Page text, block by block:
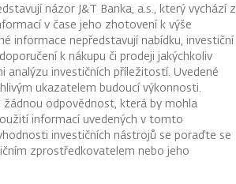
názor J&T Banka, a.s., který vychází z
v čase jeho zhotovení k výše
informace nepředstavují nabídku, investiční
k nákupu či prodeji jakýchkoliv
analýzu investičních příležitostí. Uvedené
ukazatelem budoucí výkonnosti.
žádnou odpovědnost, která by mohla
informací uvedených v tomto
investičních nástrojů se poraďte se
zprostředkovatelem nebo jeho